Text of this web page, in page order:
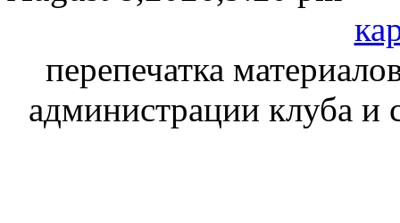
перепечатка
администрации клуба и